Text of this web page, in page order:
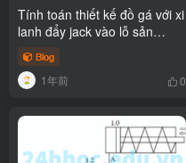
Tính toán thiết kế đồ gá với xi
lanh đẩy jack vào lỗ sản
phẩm để test
Blog
1年前 0